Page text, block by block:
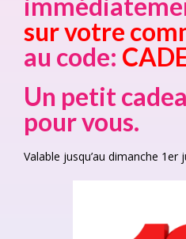
sur votre
au code:
Un petit
pour vous.
Valable jusqu’au dimanche 1er